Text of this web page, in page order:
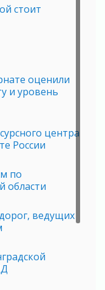
стоит
оценили
и уровень
центра
России
по
области
ведущих